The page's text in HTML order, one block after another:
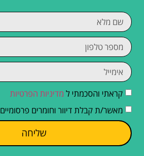
קראתי והסכמתי ל מדיניות הפרטיות
מאשר/ת קבלת דיוור וחומרים פרסומיים
שליחה